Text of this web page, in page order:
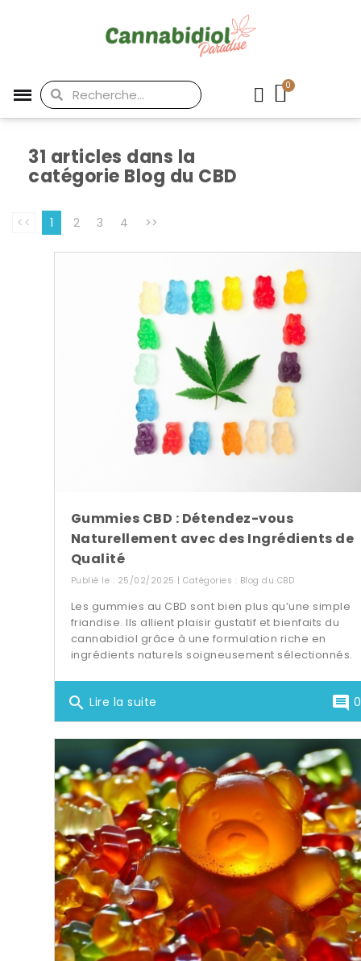
31 articles dans la
catégorie Blog du CBD
<< 1 2 3 4 >>
Gummies CBD : Détendez-vous
Naturellement avec des Ingrédients de
Qualité
Publié le : 25/02/2025 | Catégories : Blog du CBD
Les gummies au CBD sont bien plus qu’une simple
friandise. Ils allient plaisir gustatif et bienfaits du
cannabidiol grâce à une formulation riche en
ingrédients naturels soigneusement sélectionnés.
search Lire la suite comment 0